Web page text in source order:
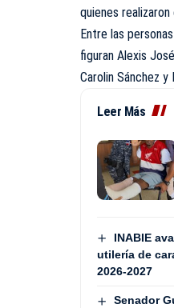
quienes
Entre las
figuran Alexis
Carolin Sánchez y
Leer Más
INABIE
utilería de
2026-2027
Senador